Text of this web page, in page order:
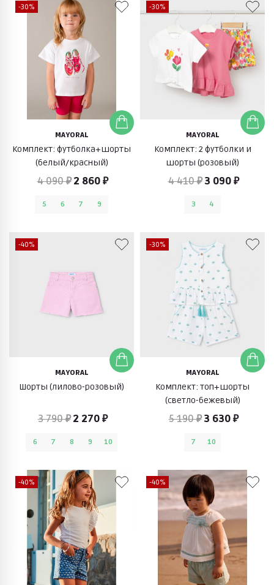
-30%
MAYORAL
Комплект: футболка+шорты
(белый/красный)
4 090 ₽ 2 860 ₽
5 6 7 9
-30%
MAYORAL
Комплект: 2 футболки и
шорты (розовый)
4 410 ₽3 090 ₽
3 4
-40%
MAYORAL
Шорты (лилово-розовый)
3 790 ₽ 2 270 ₽
6 7 8 9 10
-30%
MAYORAL
Комплект: топ+шорты
(светло-бежевый)
5 190 ₽3 630 ₽
7 10
-40% -40%